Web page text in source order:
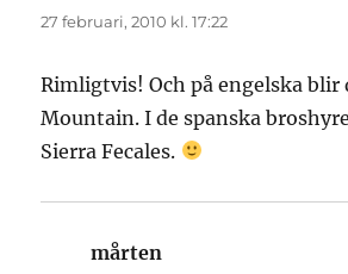
27 februari, 2010 kl. 17:22
Rimligtvis! Och på engelska blir
Mountain. I de spanska
Sierra Fecales.
mårten